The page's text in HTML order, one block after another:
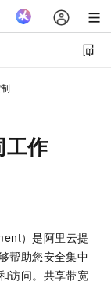
工作
）是阿里云提
帮助您安全集中
问。 共享带宽